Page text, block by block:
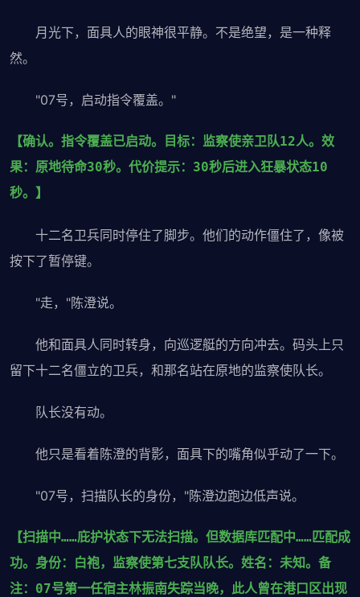
月光下，面具人的眼神很平静。不是绝望，是一种释
然。
"07号，启动指令覆盖。"
【确认。指令覆盖已启动。目标：监察使亲卫队12人。效
果：原地待命30秒。代价提示：30秒后进入狂暴状态10
秒。】
十二名卫兵同时停住了脚步。他们的动作僵住了，像被
按下了暂停键。
"走，"陈澄说。
他和面具人同时转身，向巡逻艇的方向冲去。码头上只
留下十二名僵立的卫兵，和那名站在原地的监察使队长。
队长没有动。
他只是看着陈澄的背影，面具下的嘴角似乎动了一下。
"07号，扫描队长的身份，"陈澄边跑边低声说。
【扫描中……庇护状态下无法扫描。但数据库匹配中……匹配成
功。身份：白袍，监察使第七支队队长。姓名：未知。备
注：07号第一任宿主林振南失踪当晚，此人曾在港口区出现